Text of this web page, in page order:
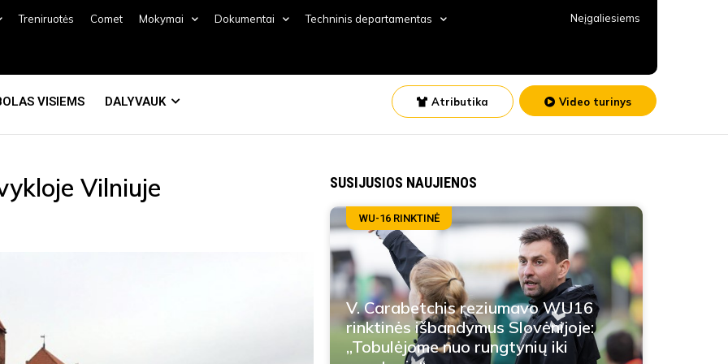
Treniruotės Comet Mokymai Dokumentai Techninis departamentas Neįgaliesiems
VISIEMS DALYVAUK Atributika Video turinys
Vilniuje SUSIJUSIOS NAUJIENOS
WU-16 RINKTINĖ
V. Carabetchis reziumavo WU16
rinktinės išbandymus Slovėnijoje:
„Tobulėjome nuo rungtynių iki